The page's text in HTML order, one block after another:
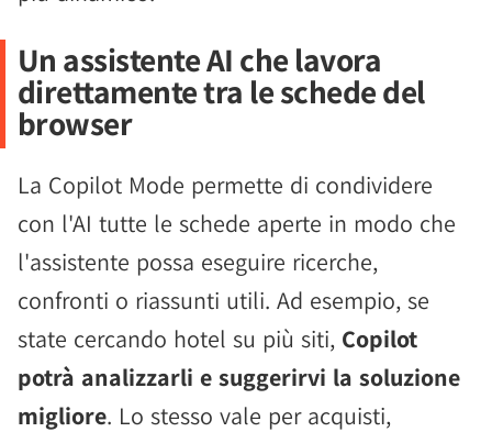
Un assistente AI che lavora
direttamente tra le schede del
browser
La Copilot Mode permette di condividere
con l'AI tutte le schede aperte in modo che
l'assistente possa eseguire ricerche,
confronti o riassunti utili. Ad esempio, se
state cercando hotel su più siti, Copilot
potrà analizzarli e suggerirvi la soluzione
migliore. Lo stesso vale per acquisti,